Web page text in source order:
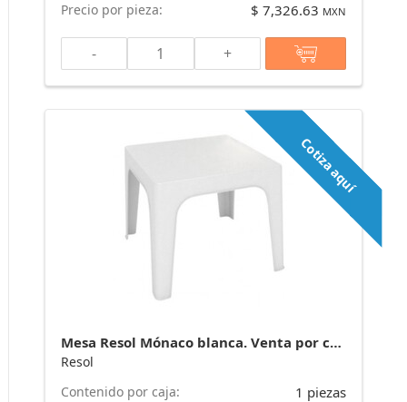
Precio por pieza: $ 7,326.63 MXN
- +
Cotiza aquí
Mesa Resol Mónaco blanca. Venta por caja de 16 piezas. marca Resol
Resol
Contenido por caja:
1 piezas